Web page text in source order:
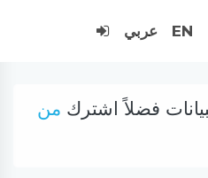
EN عربي
فضلاً اشترك من